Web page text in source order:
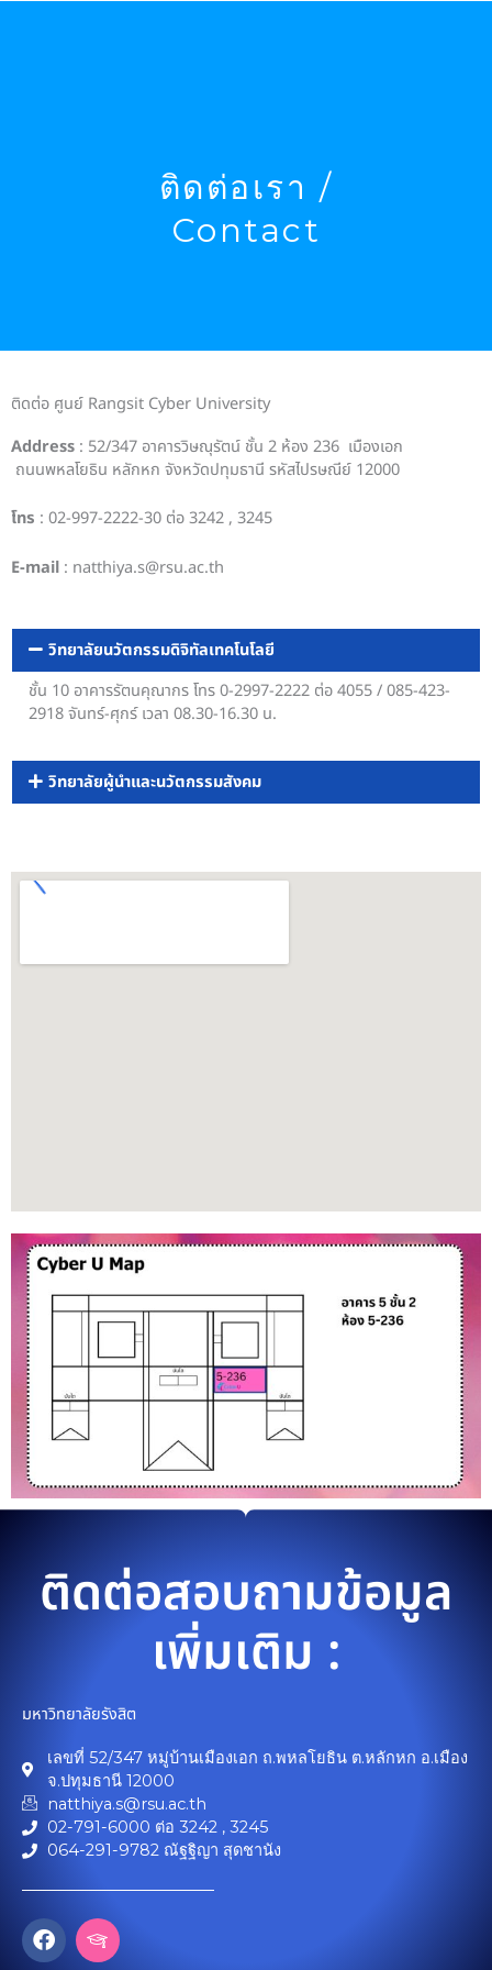
ติดต่อเรา /
Contact
ติดต่อ ศูนย์ Rangsit Cyber University
Address : 52/347 อาคารวิษณุรัตน์ ชั้น 2 ห้อง 236 เมืองเอก
ถนนพหลโยธิน หลักหก จังหวัดปทุมธานี รหัสไปรษณีย์ 12000
โทร : 02-997-2222-30 ต่อ 3242 , 3245
E-mail : natthiya.s@rsu.ac.th
วิทยาลัยนวัตกรรมดิจิทัลเทคโนโลยี
ชั้น 10 อาคารรัตนคุณากร โทร 0-2997-2222 ต่อ 4055 / 085-423-
2918 จันทร์-ศุกร์ เวลา 08.30-16.30 น.
วิทยาลัยผู้นำและนวัตกรรมสังคม
ติดต่อสอบถามข้อมูล
เพิ่มเติม :
มหาวิทยาลัยรังสิต
เลขที่ 52/347 หมู่บ้านเมืองเอก ถ.พหลโยธิน ต.หลักหก อ.เมือง
จ.ปทุมธานี 12000
natthiya.s@rsu.ac.th
02-791-6000 ต่อ 3242 , 3245
064-291-9782 ณัฐฐิญา สุดชานัง
F
a
I
c